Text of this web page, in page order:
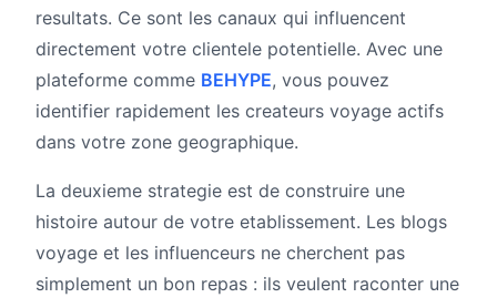
resultats. Ce sont les canaux qui influencent
directement votre clientele potentielle. Avec une
plateforme comme BEHYPE, vous pouvez
identifier rapidement les createurs voyage actifs
dans votre zone geographique.
La deuxieme strategie est de construire une
histoire autour de votre etablissement. Les blogs
voyage et les influenceurs ne cherchent pas
simplement un bon repas : ils veulent raconter une